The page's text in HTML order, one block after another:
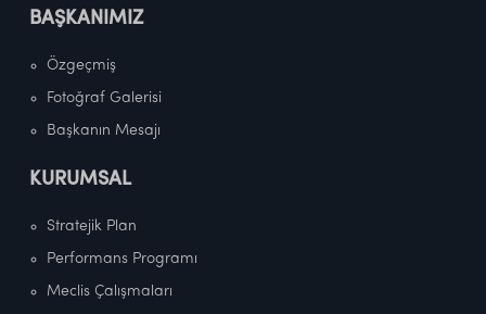
BAŞKANIMIZ
Özgeçmiş
Fotoğraf Galerisi
Başkanın Mesajı
KURUMSAL
Stratejik Plan
Performans Programı
Meclis Çalışmaları